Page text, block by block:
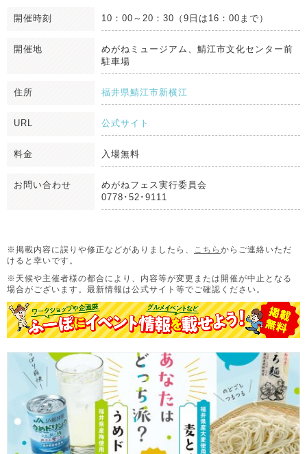
開催時刻 10：00～20：30（9日は16：00まで）
開催地
めがねミュージアム、鯖江市文化センター前
駐車場
住所 福井県鯖江市新横江
URL 公式サイト
料金 入場無料
お問い合わせ
めがねフェス実行委員会
0778･52･9111
※掲載内容に誤りや修正などがありましたら、 こちら からご連絡いただ
けると幸いです。
※天候や主催者様の都合により、内容等が変更または開催が中止となる
場合がございます。 最新情報は公式サイト等でご確認ください。